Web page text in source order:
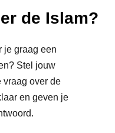
de Islam?
je graag een
Stel jouw
vraag over de
en geven je